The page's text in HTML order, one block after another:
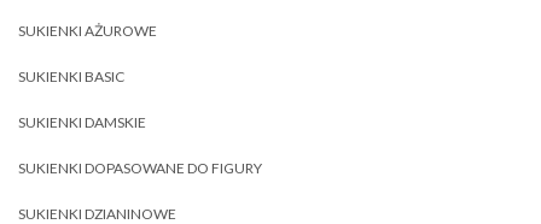
SUKIENKI AŻUROWE
SUKIENKI BASIC
SUKIENKI DAMSKIE
SUKIENKI DOPASOWANE DO FIGURY
SUKIENKI DZIANINOWE